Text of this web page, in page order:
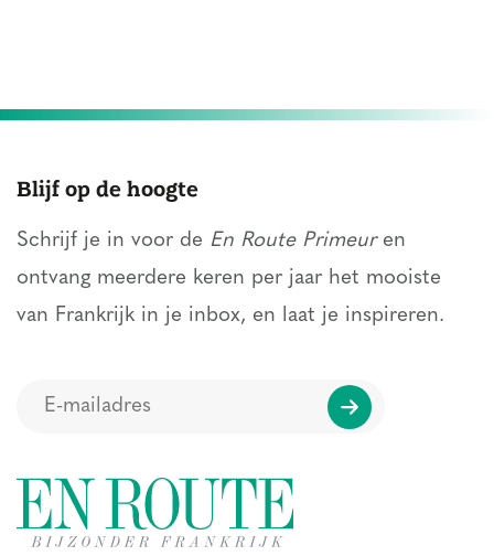
Blijf op de hoogte
Schrijf je in voor de En Route Primeuren
ontvang meerdere keren per jaar het mooiste
van Frankrijk in je inbox, en laat je inspireren.